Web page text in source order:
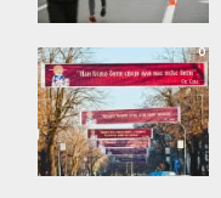
0